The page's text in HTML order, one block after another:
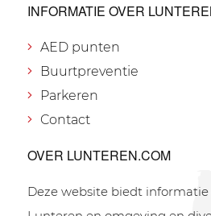
INFORMATIE OVER
AED punten
Buurtpreventie
Parkeren
Contact
OVER LUNTEREN.COM
Deze website biedt